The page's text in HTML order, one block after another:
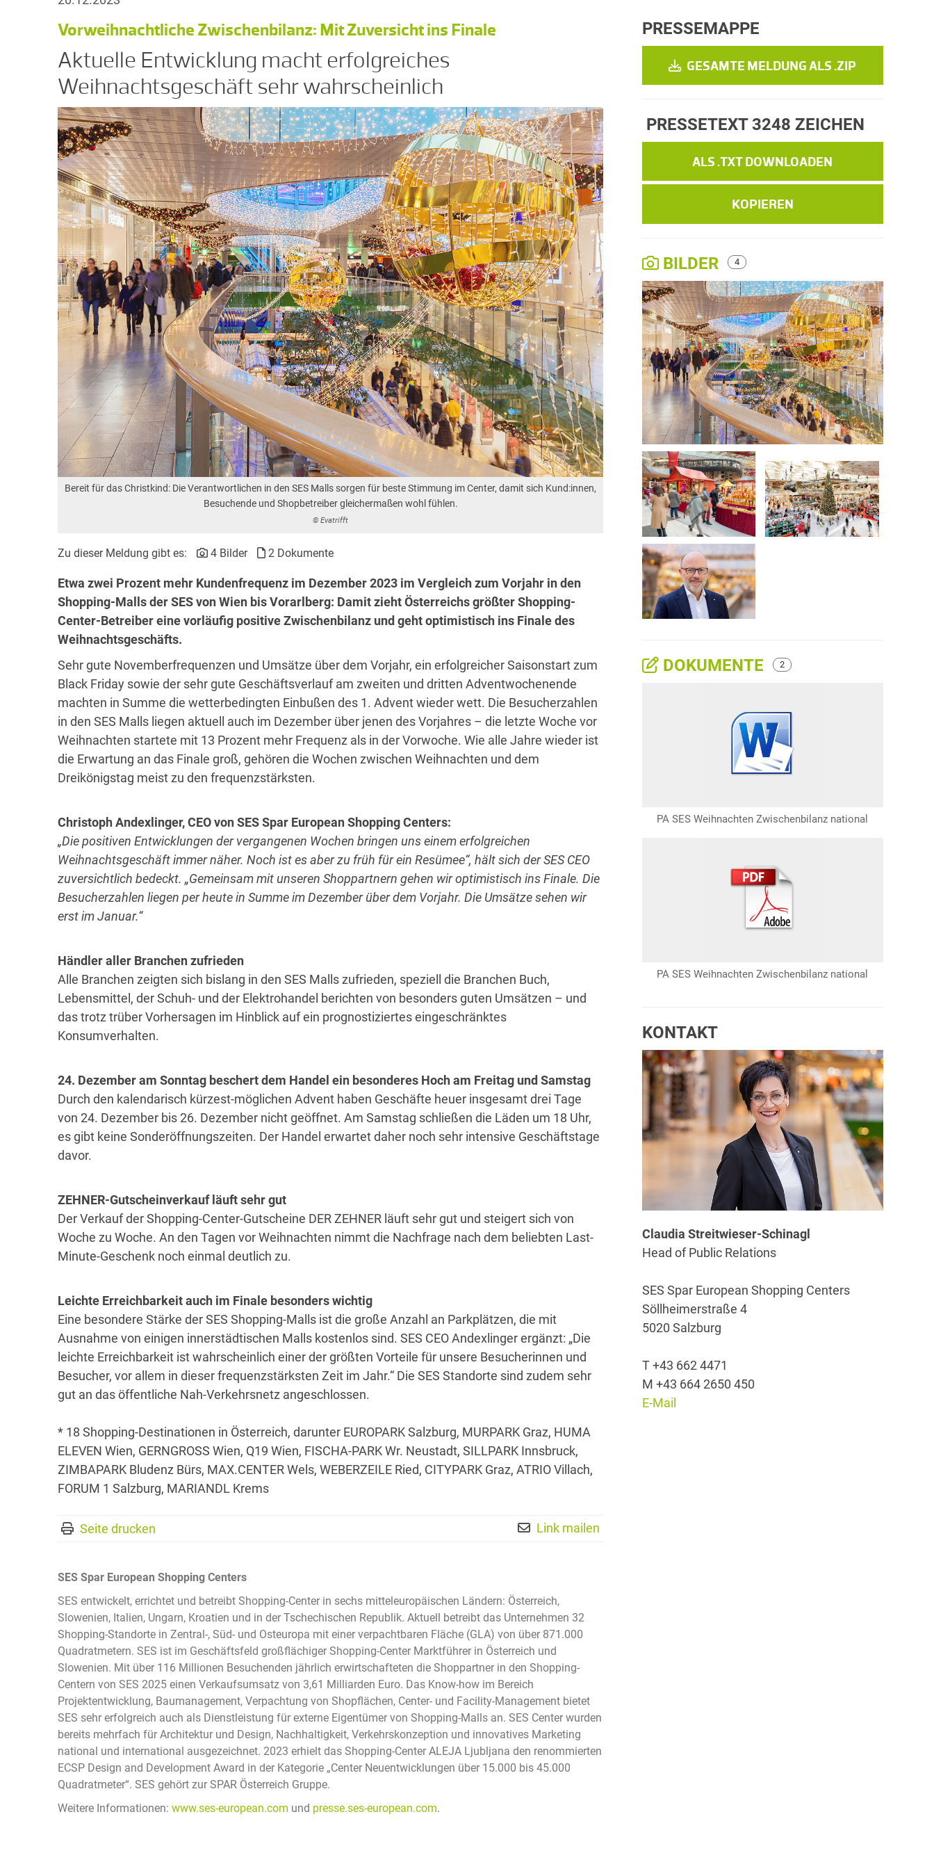
Vorweihnachtliche Zwischenbilanz: Mit Zuversicht ins Finale
Aktuelle Entwicklung macht erfolgreiches
Weihnachtsgeschäft sehr wahrscheinlich
Bereit für das Christkind: Die Verantwortlichen in den SES Malls sorgen für beste Stimmung im Center, damit sich Kund:innen,
Besuchende und Shopbetreiber gleichermaßen wohl fühlen.
© Evatrifft
Zu dieser Meldung gibt es: 4 Bilder 2 Dokumente
Etwa zwei Prozent mehr Kundenfrequenz im Dezember 2023 im Vergleich zum Vorjahr in den
Shopping-Malls der SES von Wien bis Vorarlberg: Damit zieht Österreichs größter Shopping-
Center-Betreiber eine vorläufig positive Zwischenbilanz und geht optimistisch ins Finale des
Weihnachtsgeschäfts.
Sehr gute Novemberfrequenzen und Umsätze über dem Vorjahr, ein erfolgreicher Saisonstart zum
Black Friday sowie der sehr gute Geschäftsverlauf am zweiten und dritten Adventwochenende
machten in Summe die wetterbedingten Einbußen des 1. Advent wieder wett. Die Besucherzahlen
in den SES Malls liegen aktuell auch im Dezember über jenen des Vorjahres – die letzte Woche vor
Weihnachten startete mit 13 Prozent mehr Frequenz als in der Vorwoche. Wie alle Jahre wieder ist
die Erwartung an das Finale groß, gehören die Wochen zwischen Weihnachten und dem
Dreikönigstag meist zu den frequenzstärksten.
Christoph Andexlinger, CEO von SES Spar European Shopping Centers:
„Die positiven Entwicklungen der vergangenen Wochen bringen uns einem erfolgreichen
Weihnachtsgeschäft immer näher. Noch ist es aber zu früh für ein Resümee“, hält sich der SES CEO
zuversichtlich bedeckt. „Gemeinsam mit unseren Shoppartnern gehen wir optimistisch ins Finale. Die
Besucherzahlen liegen per heute in Summe im Dezember über dem Vorjahr. Die Umsätze sehen wir
erst im Januar.“
Händler aller Branchen zufrieden
Alle Branchen zeigten sich bislang in den SES Malls zufrieden, speziell die Branchen Buch,
Lebensmittel, der Schuh- und der Elektrohandel berichten von besonders guten Umsätzen – und
das trotz trüber Vorhersagen im Hinblick auf ein prognostiziertes eingeschränktes
Konsumverhalten.
24. Dezember am Sonntag beschert dem Handel ein besonderes Hoch am Freitag und Samstag
Durch den kalendarisch kürzest-möglichen Advent haben Geschäfte heuer insgesamt drei Tage
von 24. Dezember bis 26. Dezember nicht geöffnet. Am Samstag schließen die Läden um 18 Uhr,
es gibt keine Sonderöffnungszeiten. Der Handel erwartet daher noch sehr intensive Geschäftstage
davor.
ZEHNER-Gutscheinverkauf läuft sehr gut
Der Verkauf der Shopping-Center-Gutscheine DER ZEHNER läuft sehr gut und steigert sich von
Woche zu Woche. An den Tagen vor Weihnachten nimmt die Nachfrage nach dem beliebten Last-
Minute-Geschenk noch einmal deutlich zu.
Leichte Erreichbarkeit auch im Finale besonders wichtig
Eine besondere Stärke der SES Shopping-Malls ist die große Anzahl an Parkplätzen, die mit
Ausnahme von einigen innerstädtischen Malls kostenlos sind. SES CEO Andexlinger ergänzt: „Die
leichte Erreichbarkeit ist wahrscheinlich einer der größten Vorteile für unsere Besucherinnen und
Besucher, vor allem in dieser frequenzstärksten Zeit im Jahr.“ Die SES Standorte sind zudem sehr
gut an das öffentliche Nah-Verkehrsnetz angeschlossen.
* 18 Shopping-Destinationen in Österreich, darunter EUROPARK Salzburg, MURPARK Graz, HUMA
ELEVEN Wien, GERNGROSS Wien, Q19 Wien, FISCHA-PARK Wr. Neustadt, SILLPARK Innsbruck,
ZIMBAPARK Bludenz Bürs, MAX.CENTER Wels, WEBERZEILE Ried, CITYPARK Graz, ATRIO Villach,
FORUM 1 Salzburg, MARIANDL Krems
Seite drucken Link mailen
SES Spar European Shopping Centers
SES entwickelt, errichtet und betreibt Shopping-Center in sechs mitteleuropäischen Ländern: Österreich,
Slowenien, Italien, Ungarn, Kroatien und in der Tschechischen Republik. Aktuell betreibt das Unternehmen 32
Shopping-Standorte in Zentral-, Süd- und Osteuropa mit einer verpachtbaren Fläche (GLA) von über 871.000
Quadratmetern. SES ist im Geschäftsfeld großflächiger Shopping-Center Marktführer in Österreich und
Slowenien. Mit über 116 Millionen Besuchenden jährlich erwirtschafteten die Shoppartner in den Shopping-
Centern von SES 2025 einen Verkaufsumsatz von 3,61 Milliarden Euro. Das Know-how im Bereich
Projektentwicklung, Baumanagement, Verpachtung von Shopflächen, Center- und Facility-Management bietet
SES sehr erfolgreich auch als Dienstleistung für externe Eigentümer von Shopping-Malls an. SES Center wurden
bereits mehrfach für Architektur und Design, Nachhaltigkeit, Verkehrskonzeption und innovatives Marketing
national und international ausgezeichnet. 2023 erhielt das Shopping-Center ALEJA Ljubljana den renommierten
ECSP Design and Development Award in der Kategorie „Center Neuentwicklungen über 15.000 bis 45.000
Quadratmeter“. SES gehört zur SPAR Österreich Gruppe.
Weitere Informationen: www.ses-european.com und presse.ses-european.com.
PRESSEMAPPE
GESAMTE MELDUNG ALS .ZIP
PRESSETEXT3248 ZEICHEN
ALS .TXT DOWNLOADEN
KOPIEREN
BILDER 4
DOKUMENTE 2
PA SES Weihnachten Zwischenbilanz national
PA SES Weihnachten Zwischenbilanz national
KONTAKT
Claudia Streitwieser-Schinagl
Head of Public Relations
SES Spar European Shopping Centers
Söllheimerstraße 4
5020 Salzburg
T +43 662 4471
M +43 664 2650 450
E-Mail